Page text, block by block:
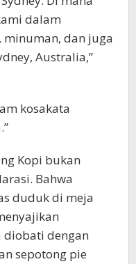
dalam
minuman, dan juga
Australia,”
kosakata
Kopi bukan
Bahwa
duduk di meja
diobati dengan
sepotong pie